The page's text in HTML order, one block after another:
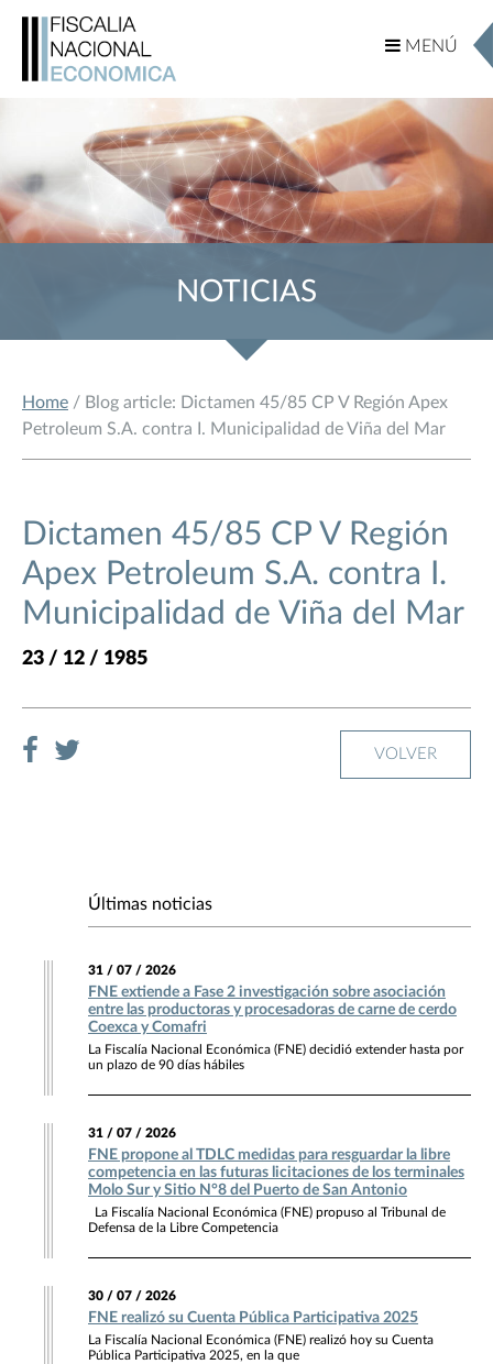
MENÚ
MENÚ
NOTICIAS
Home / Blog article: Dictamen 45/85 CP V Región Apex
Petroleum S.A. contra I. Municipalidad de Viña del Mar
Dictamen 45/85 CP V Región
Apex Petroleum S.A. contra I.
Municipalidad de Viña del Mar
23 / 12 / 1985
VOLVER
Últimas noticias
31 / 07 / 2026
FNE extiende a Fase 2 investigación sobre asociación
entre las productoras y procesadoras de carne de cerdo
Coexca y Comafri
La Fiscalía Nacional Económica (FNE) decidió extender hasta por
un plazo de 90 días hábiles
31 / 07 / 2026
FNE propone al TDLC medidas para resguardar la libre
competencia en las futuras licitaciones de los terminales
Molo Sur y Sitio N°8 del Puerto de San Antonio
La Fiscalía Nacional Económica (FNE) propuso al Tribunal de
Defensa de la Libre Competencia
30 / 07 / 2026
FNE realizó su Cuenta Pública Participativa 2025
La Fiscalía Nacional Económica (FNE) realizó hoy su Cuenta
Pública Participativa 2025, en la que